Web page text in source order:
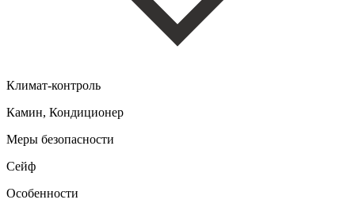
Климат-контроль
Камин, Кондиционер
Меры безопасности
Сейф
Особенности